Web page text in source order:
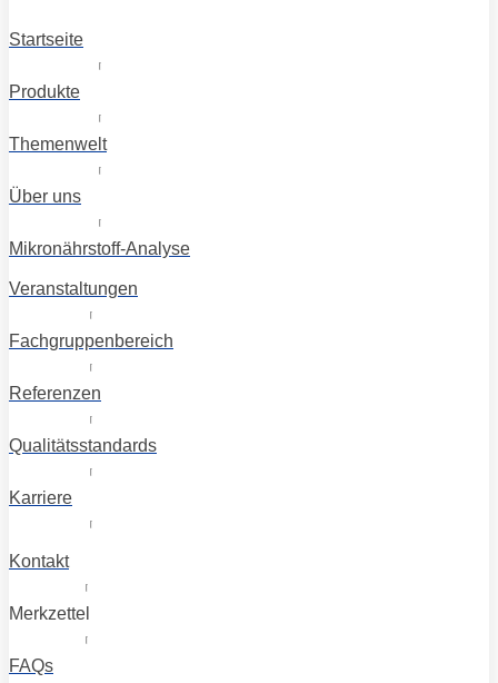
Startseite
Produkte
Themenwelt
Über uns
Mikronährstoff-Analyse
Veranstaltungen
Fachgruppenbereich
Referenzen
Qualitätsstandards
Karriere
Kontakt
Merkzettel
FAQs